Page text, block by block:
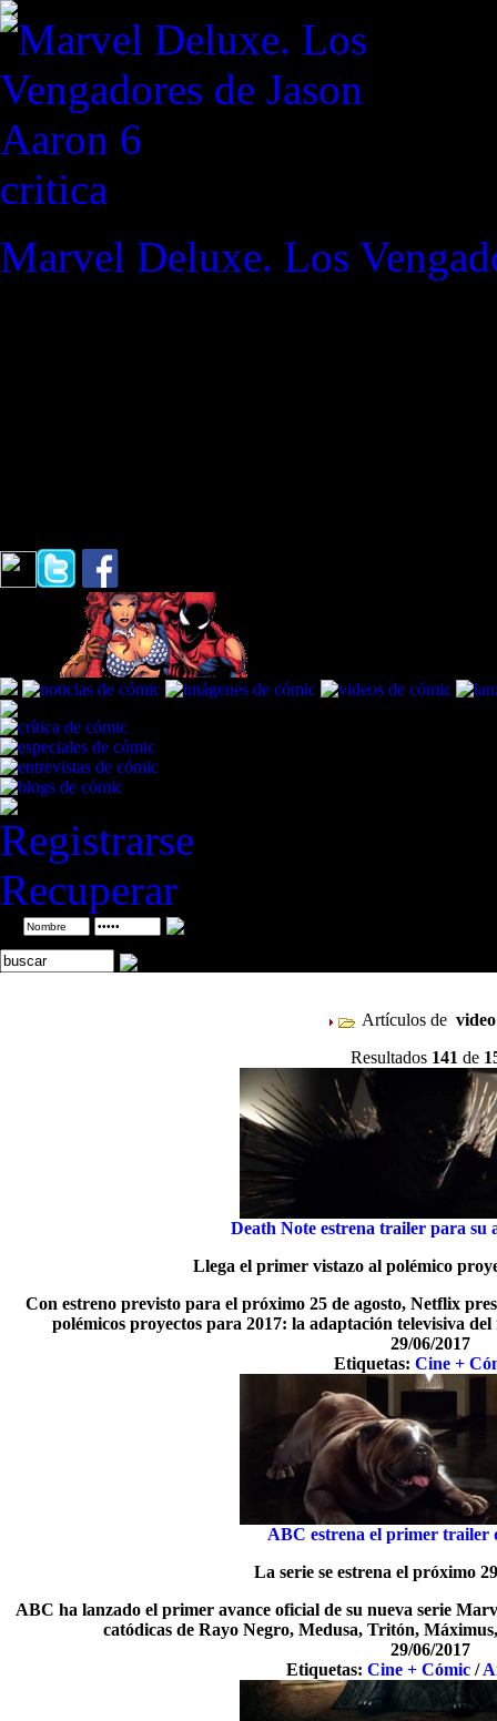
critica
Marvel Deluxe. Los
Registrarse
Recuperar
Artículos de
Resultados 141 de
Death Note estrena trailer para su
Llega el primer vistazo al polémico
Con estreno previsto para el próximo 25 de agosto, Netflix
polémicos proyectos para 2017: la adaptación televisiva
29/06/2017
Etiquetas: Cine +
ABC estrena el primer trailer
La serie se estrena el próximo
ABC ha lanzado el primer avance oficial de su nueva serie
catódicas de Rayo Negro, Medusa, Tritón,
29/06/2017
Etiquetas:Cine + Cómic /